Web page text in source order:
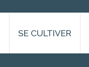
SE CULTIVER